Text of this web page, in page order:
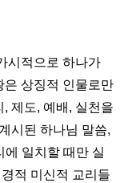
시적으로 하나가
은 상징적 인물로만
제도, 예배, 실천을
시된 하나님 말씀,
에 일치할 때만 실
적 미신적 교리들